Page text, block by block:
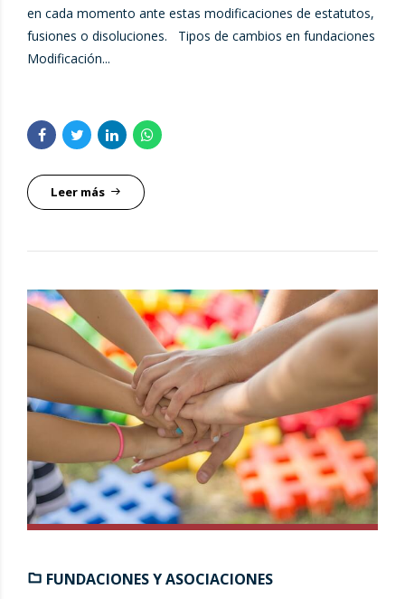
en cada momento ante estas modificaciones de estatutos,
fusiones o disoluciones. Tipos de cambios en fundaciones
Modificación...
Leer más
FUNDACIONES Y ASOCIACIONES